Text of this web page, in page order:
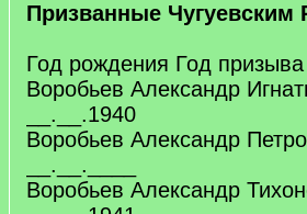
Призванные Чугуевским
Год рождения Год призыва
Воробьев Александр
__.__.1940
Воробьев Александр
__.__.____
Воробьев Александр